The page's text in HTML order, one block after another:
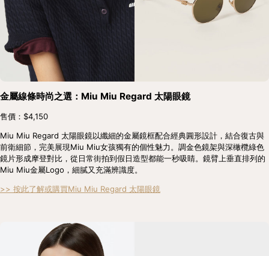
金屬線條時尚之選：Miu Miu Regard 太陽眼鏡
售價：$4,150
Miu Miu Regard 太陽眼鏡以纖細的金屬鏡框配合經典圓形設計，結合復古與
前衛細節，完美展現Miu Miu女孩獨有的個性魅力。調金色鏡架與深橄欖綠色
鏡片形成摩登對比，從日常街拍到假日造型都能一秒吸睛。鏡臂上垂直排列的
Miu Miu金屬Logo，細膩又充滿辨識度。
>> 按此了解或購買Miu Miu Regard 太陽眼鏡